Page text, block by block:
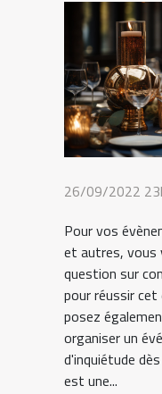
26/09/2022
Pour vos
et autres, vous
question sur
pour réussir
posez
organiser un
d'inquiétude
est une...